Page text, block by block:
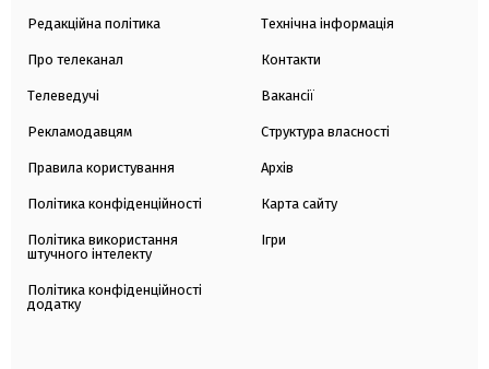
Редакційна політика
Про телеканал
Телеведучі
Рекламодавцям
Правила користування
Політика конфіденційності
Політика використання
штучного інтелекту
Політика конфіденційності
додатку
Технічна інформація
Контакти
Вакансії
Структура власності
Архів
Карта сайту
Ігри